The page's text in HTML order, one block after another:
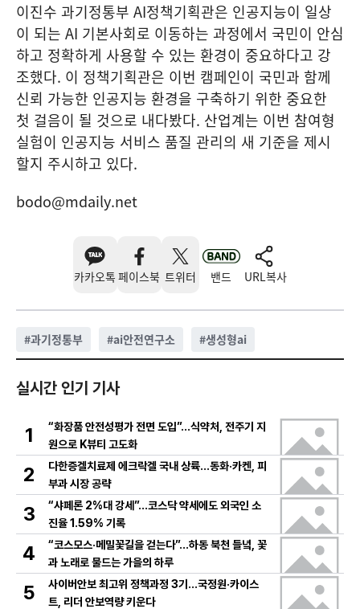
이진수 과기정통부 AI정책기획관은 인공지능이 일상
이 되는 AI 기본사회로 이동하는 과정에서 국민이 안심
하고 정확하게 사용할 수 있는 환경이 중요하다고 강
조했다. 이 정책기획관은 이번 캠페인이 국민과 함께
신뢰 가능한 인공지능 환경을 구축하기 위한 중요한
첫 걸음이 될 것으로 내다봤다. 산업계는 이번 참여형
실험이 인공지능 서비스 품질 관리의 새 기준을 제시
할지 주시하고 있다.
bodo@mdaily.net
카카오톡 페이스북 트위터 밴드 URL복사
#과기정통부 #ai안전연구소 #생성형ai
실시간 인기 기사
1
“화장품 안전성평가 전면 도입”…식약처, 전주기 지
원으로 K뷰티 고도화
2
다한증겔치료제 에크락겔 국내 상륙…동화·카켄, 피
부과 시장 공략
3
“샤페론 2%대 강세”…코스닥 약세에도 외국인 소
진율 1.59% 기록
4
“코스모스·메밀꽃길을 걷는다”…하동 북천 들녘, 꽃
과 노래로 물드는 가을의 하루
5
사이버안보 최고위 정책과정 3기…국정원·카이스
트, 리더 안보역량 키운다